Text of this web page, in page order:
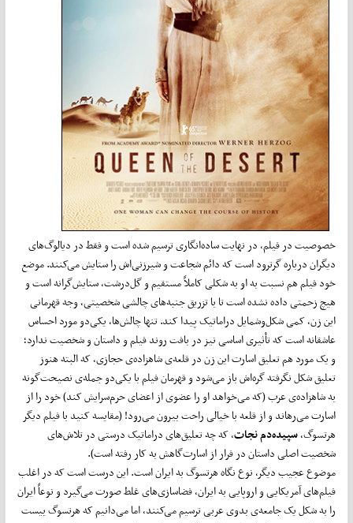
خصوصیت در فیلم، در ‌‌نهایت ساده‌انگاری ترسیم شده است و فقط در دیالوگ‌های
دیگران درباره گرترود است که دائم شجاعت و شیرزنی‌اش را ستایش می‌کنند. موضع
خود فیلم هم نسبت به او به شکلی کاملاً مستقیم و گل‌درشت، ستایش‌گرانه است و
هیچ زحمتی داده نشده است تا با تزریق جنبه‌های چالشی شخصیتی، وجه قهرمانی
این زن، کمی شکل‌وشمایل دراماتیک پیدا کند. تنها چالش‌ها، یکی‌دو مورد احساس
عاشقانه است که تأثیری اساسی نیز در بافت روند فیلم و داستان و شخصیت ندارد؛
و یک مورد هم تعلیق اسارت این زن در قلعه‌ی شاهزاده‌ی حجازی، که البته هنوز
تعلیق شکل نگرفته گره‌اش باز می‌شود و قهرمان فیلم با یکی‌دو جمله‌ی نصیحت‌گونه
به شاهزاده‌ی عرب (که می‌خواهد او را عضوی از اعضای حرم‌سرایش کند) خود را از
اسارت می‌رهاند و از قلعه با خیالی راحت بیرون می‌رود! (مقایسه کنید با فیلم دیگر
هرتسوگ،سپیده‌دم نجات، که چه تعلیق‌های دراماتیک درستی در تلاش‌های
شخصیت اصلی داستان در فرار از اسارت‌گاهش به کار رفته است).
موضوع عجیب دیگر، نوع نگاه هرتسوگ به ایران است. این درست است که در اغلب
فیلم‌های آمریکایی و اروپایی به ایران، فضاسازی‌های غلط صورت می‌گیرد و نوعاً ایران
را به شکل یک جامعه‌ی بدوی عربی ترسیم می‌کنند، اما می‌دانیم که هرتسوگ بیست